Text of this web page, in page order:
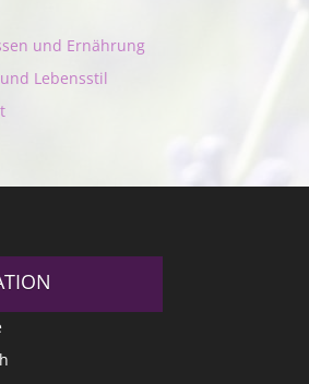
und Ernährung
Lebensstil